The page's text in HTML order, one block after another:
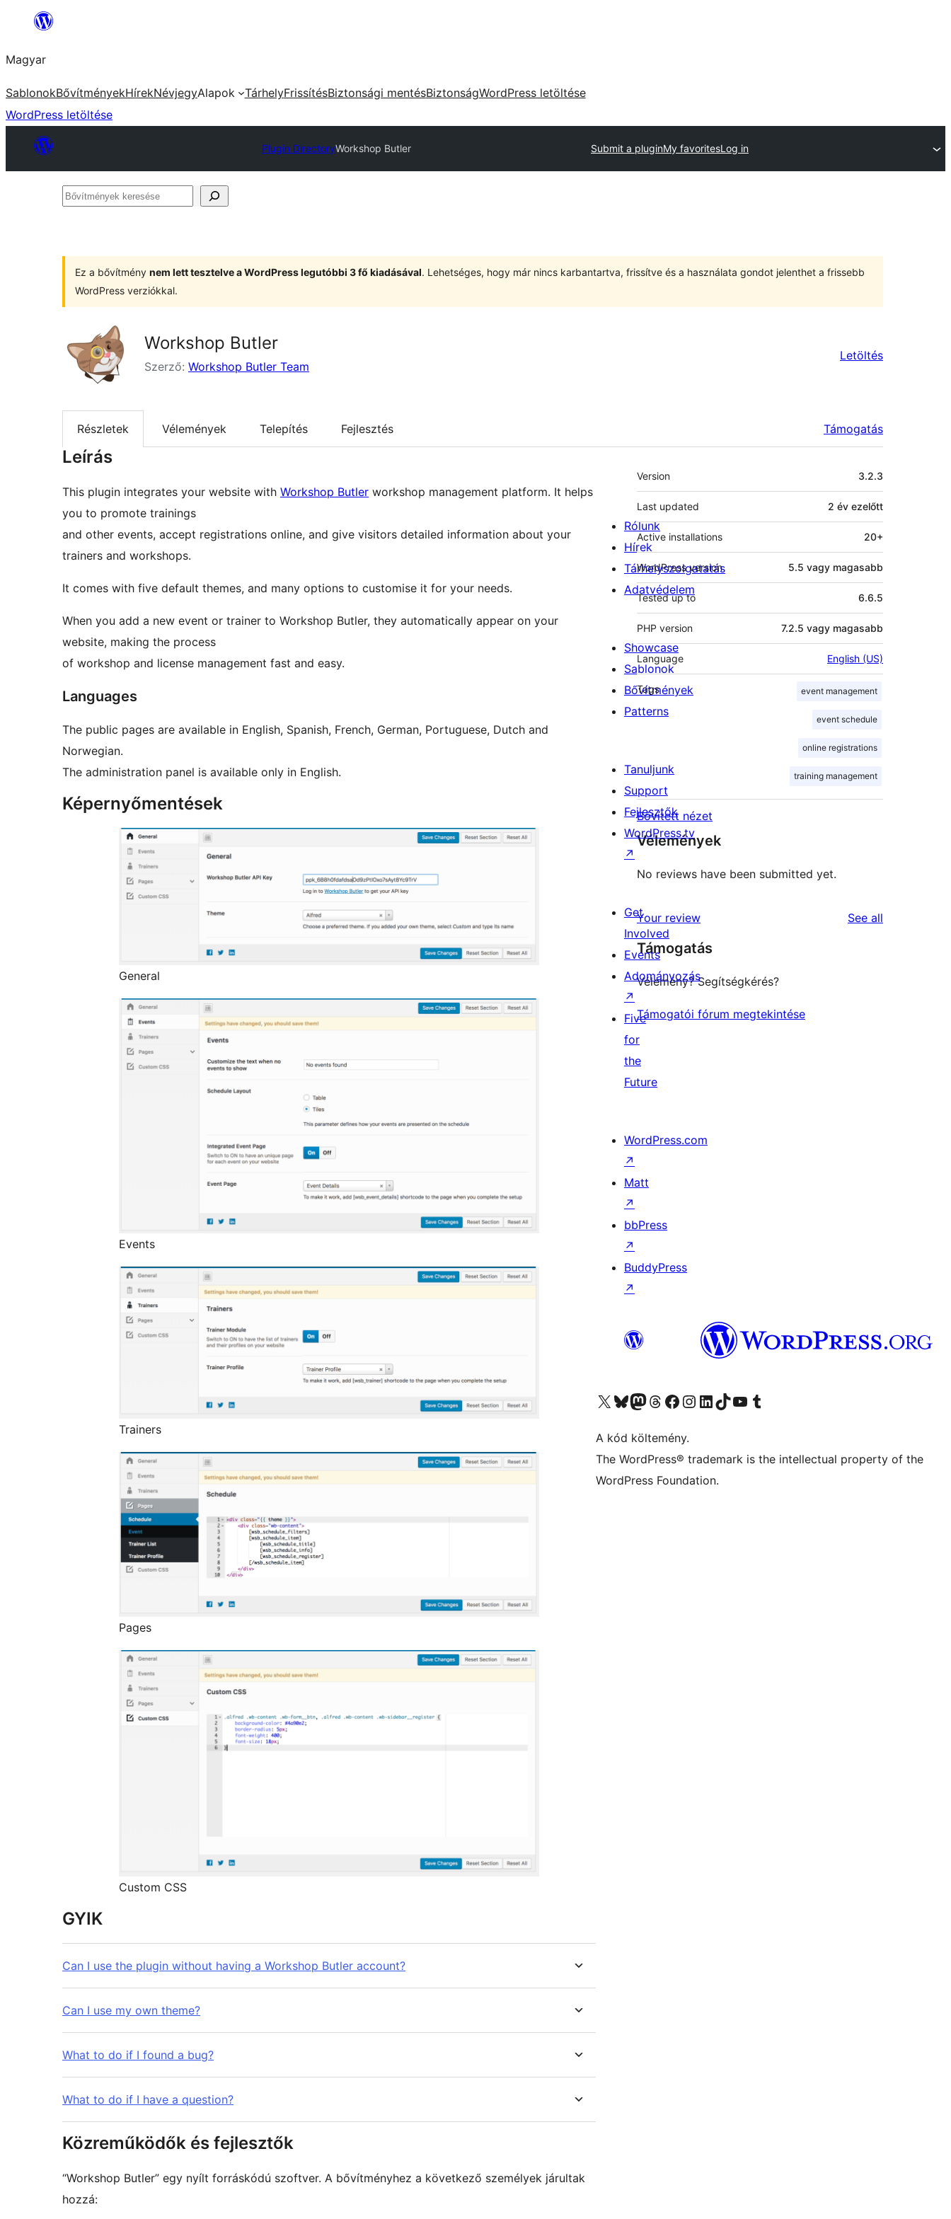
Ugrás
tartalomhoz
Magyar
SablonokBővítményekHírekNévjegyAlapok TárhelyFrissítésBiztonsági mentésBiztonságWordPress letöltése
WordPress letöltése
Plugin DirectoryWorkshop Butler Submit a pluginMy favoritesLog in
Bővítmények
Ez a bővítmény nem lett tesztelve a WordPress legutóbbi 3 fő kiadásával. Lehetséges, hogy már nincs karbantartva, frissítve és a használata gondot jelenthet a frissebb
WordPress verziókkal.
Workshop Butler
Szerző: Workshop Butler Team
Letöltés
Részletek Vélemények Telepítés Fejlesztés Támogatás
Leírás
This plugin integrates your website with Workshop Butler workshop management platform. It helps
you to promote trainings
and other events, accept registrations online, and give visitors detailed information about your
trainers and workshops.
It comes with five default themes, and many options to customise it for your needs.
When you add a new event or trainer to Workshop Butler, they automatically appear on your
website, making the process
of workshop and license management fast and easy.
Languages
The public pages are available in English, Spanish, French, German, Portuguese, Dutch and
Norwegian.
The administration panel is available only in English.
Képernyőmentések
General
Events
Trainers
Pages
Custom CSS
GYIK
Can I use the plugin without having a Workshop Butler account?
Can I use my own theme?
What to do if I found a bug?
What to do if I have a question?
Közreműködők és fejlesztők
“Workshop Butler” egy nyílt forráskódú szoftver. A bővítményhez a következő személyek járultak
hozzá:
Meta
Version 3.2.3
Last updated 2 év ezelőtt
Active installations 20+
WordPress version 5.5 vagy magasabb
Tested up to 6.6.5
PHP version 7.2.5 vagy magasabb
Language English (US)
Tags event management
event schedule
online registrations
training management
Bővített nézet
Vélemények
No reviews have been submitted yet.
Your review See all
Támogatás
Vélemény? Segítségkérés?
Támogatói fórum megtekintése
Rólunk
Hírek
Tárhelyszolgatatás
Adatvédelem
Showcase
Sablonok
Bővítmények
Patterns
Tanuljunk
Support
Fejlesztők
WordPress.tv
↗
Get
Involved
Events
Adományozás
↗
Five
for
the
Future
WordPress.com
↗
Matt
↗
bbPress
↗
BuddyPress
↗
Visit our X (formerly Twitter) account
Visit our Bluesky account
Twitter csatornánk
Visit our Threads account
Facebook oldalunk megtekintése
Visit our Instagram account
Visit our LinkedIn account
Visit our TikTok account
Visit our YouTube channel
Visit our Tumblr account
A kód költemény.
The WordPress® trademark is the intellectual property of the
WordPress Foundation.